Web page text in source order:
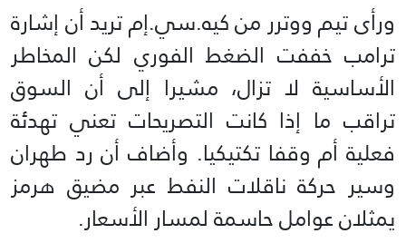
ورأى تيم ووترر من كيه.سي.إم تريد أن إشارة
ترامب خففت الضغط الفوري لكن المخاطر
الأساسية لا تزال، مشيرا إلى أن السوق
تراقب ما إذا كانت التصريحات تعني تهدئة
فعلية أم وقفا تكتيكيا. وأضاف أن رد طهران
وسير حركة ناقلات النفط عبر مضيق هرمز
يمثلان عوامل حاسمة لمسار الأسعار.